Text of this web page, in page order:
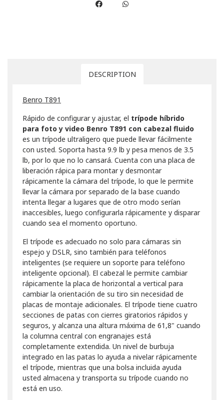
DESCRIPTION
Benro T891
Rápido de configurar y ajustar, el trípode híbrido
para foto y video Benro T891 con cabezal fluido
es un trípode ultraligero que puede llevar fácilmente
con usted. Soporta hasta 9.9 lb y pesa menos de 3.5
lb, por lo que no lo cansará. Cuenta con una placa de
liberación rápica para montar y desmontar
rápicamente la cámara del trípode, lo que le permite
llevar la cámara por separado de la base cuando
intenta llegar a lugares que de otro modo serían
inaccesibles, luego configurarla rápicamente y disparar
cuando sea el momento oportuno.
El trípode es adecuado no solo para cámaras sin
espejo y DSLR, sino también para teléfonos
inteligentes (se requiere un soporte para teléfono
inteligente opcional). El cabezal le permite cambiar
rápicamente la placa de horizontal a vertical para
cambiar la orientación de su tiro sin necesidad de
placas de montaje adicionales. El trípode tiene cuatro
secciones de patas con cierres giratorios rápidos y
seguros, y alcanza una altura máxima de 61,8" cuando
la columna central con engranajes está
completamente extendida. Un nivel de burbuja
integrado en las patas lo ayuda a nivelar rápicamente
el trípode, mientras que una bolsa incluida ayuda
usted almacena y transporta su trípode cuando no
está en uso.